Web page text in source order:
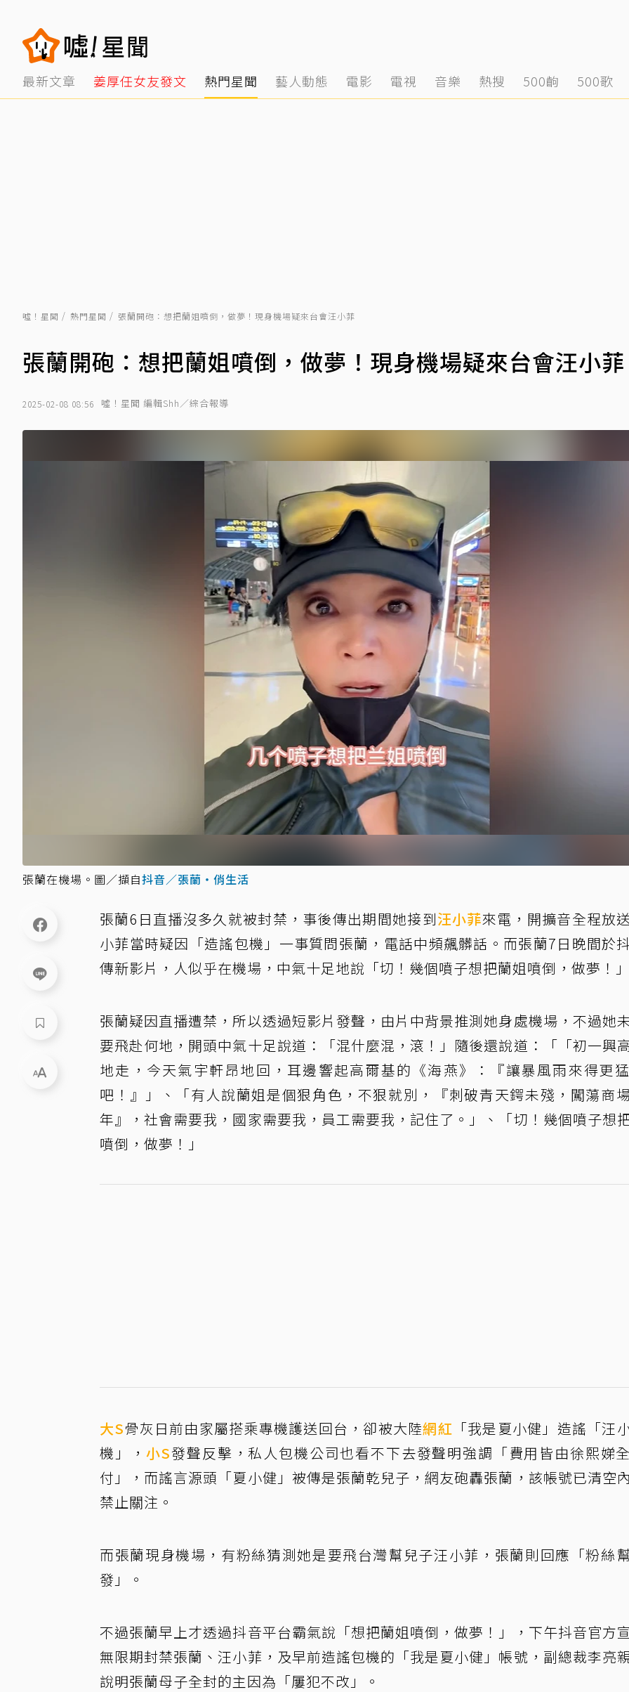
最新文章 姜厚任女友發文 熱門星聞 藝人動態 電影 電視 音樂 熱搜 500齣 500歌
噓！星聞 熱門星聞 張蘭開砲：想把蘭姐噴倒，做夢！現身機場疑來台會汪小菲
張蘭開砲：想把蘭姐噴倒，做夢！現身機場疑來台會汪小菲
2025-02-08 08:56 噓！星聞 編輯Shh／綜合報導
張蘭在機場。圖／擷自抖音／張蘭‧俏生活
張蘭6日直播沒多久就被封禁，事後傳出期間她接到汪小菲來電，開擴音全程放
小菲當時疑因「造謠包機」一事質問張蘭，電話中頻飆髒話。而張蘭7日晚間於
傳新影片，人似乎在機場，中氣十足地說「切！幾個噴子想把蘭姐噴倒，做夢！」
張蘭疑因直播遭禁，所以透過短影片發聲，由片中背景推測她身處機場，不過她
要飛赴何地，開頭中氣十足說道：「混什麼混，滾！」隨後還說道：「「初一興
地走，今天氣宇軒昂地回，耳邊響起高爾基的《海燕》：『讓暴風雨來得更
吧！』」、「有人說蘭姐是個狠角色，不狠就別，『刺破青天鍔未殘，闖蕩商
年』，社會需要我，國家需要我，員工需要我，記住了。」、「切！幾個噴子想
噴倒，做夢！」
大S骨灰日前由家屬搭乘專機護送回台，卻被大陸網紅 「我是夏小健」造謠「汪
機」， 小S發聲反擊，私人包機公司也看不下去發聲明強調「費用皆由徐熙娣
付」，而謠言源頭「夏小健」被傳是張蘭乾兒子，網友砲轟張蘭，該帳號已清空
禁止關注。
而張蘭現身機場，有粉絲猜測她是要飛台灣幫兒子汪小菲，張蘭則回應「粉絲
發」。
不過張蘭早上才透過抖音平台霸氣說「想把蘭姐噴倒，做夢！」，下午抖音官方
無限期封禁張蘭、汪小菲，及早前造謠包機的「我是夏小健」帳號，副總裁李亮
說明張蘭母子全封的主因為「屢犯不改」。